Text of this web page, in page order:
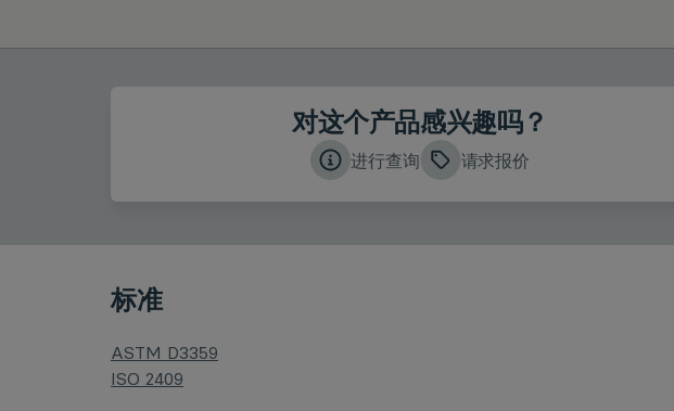
对这个产品感兴趣吗？
进行查询 请求报价
标准
ASTM D3359
ISO 2409